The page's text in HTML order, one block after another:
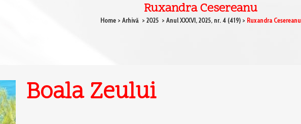
Ruxandra Cesereanu
Home > Arhivă > 2025 > Anul XXXVI, 2025, nr. 4 (419) > Ruxandra Cesereanu
Boala Zeului